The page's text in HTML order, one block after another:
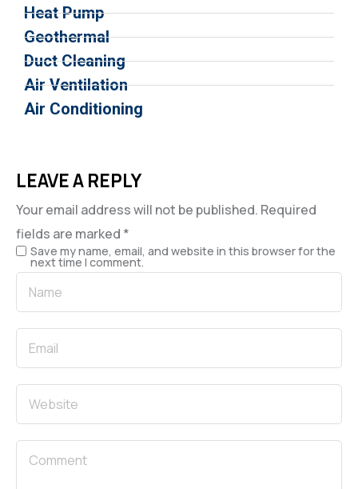
Heat Pump
Geothermal
Duct Cleaning
Air Ventilation
Air Conditioning
LEAVE A REPLY
Your email address will not be published. Required
fields are marked *
Save my name, email, and website in this browser for the
next time I comment.